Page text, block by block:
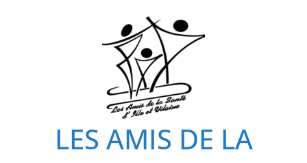
LES AMIS DE LA